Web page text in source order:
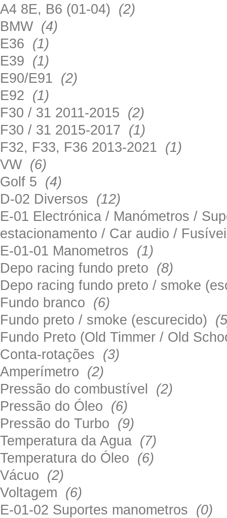
A4 8E, B6 (01-04) (2)
BMW (4)
E36 (1)
E39 (1)
E90/E91 (2)
E92 (1)
F30 / 31 2011-2015 (2)
F30 / 31 2015-2017 (1)
F32, F33, F36 2013-2021 (1)
VW (6)
Golf 5 (4)
D-02 Diversos (12)
E-01 Electrónica / Manómetros /
estacionamento / Car audio /
E-01-01 Manometros (1)
Depo racing fundo preto (8)
Depo racing fundo preto / smoke
Fundo branco (6)
Fundo preto / smoke (escurecido)
Fundo Preto (Old Timmer / Old
Conta-rotações (3)
Amperímetro (2)
Pressão do combustível (2)
Pressão do Óleo (6)
Pressão do Turbo (9)
Temperatura da Agua (7)
Temperatura do Óleo (6)
Vácuo (2)
Voltagem (6)
E-01-02 Suportes manometros (0)